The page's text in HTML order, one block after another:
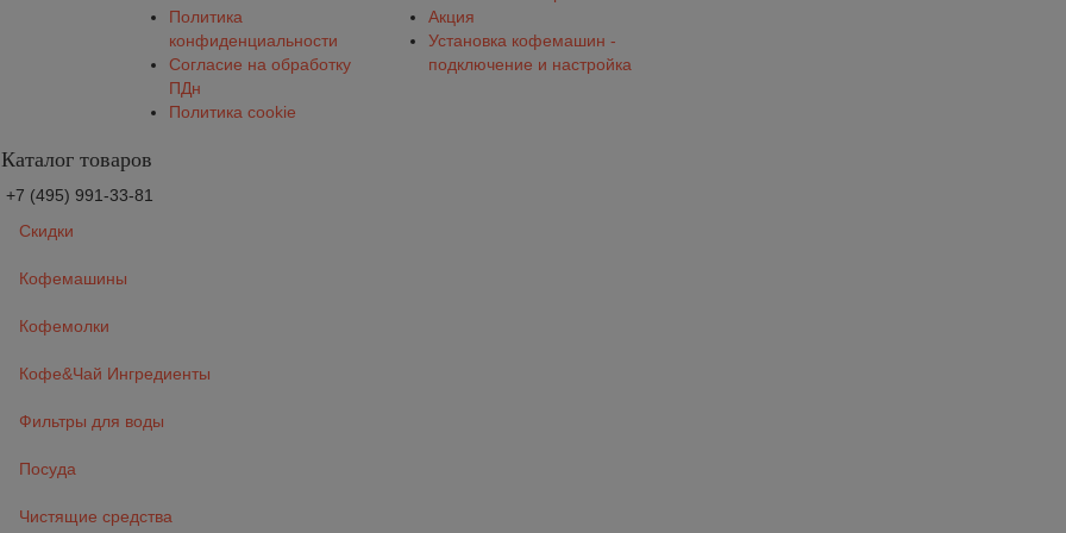
Политика
конфиденциальности
Согласие на обработку
ПДн
Политика cookie
Акция
Установка кофемашин -
подключение и настройка
Каталог товаров
+7 (495) 991-33-81
Скидки
Кофемашины
Кофемолки
Кофе&Чай Ингредиенты
Фильтры для воды
Посуда
Чистящие средства